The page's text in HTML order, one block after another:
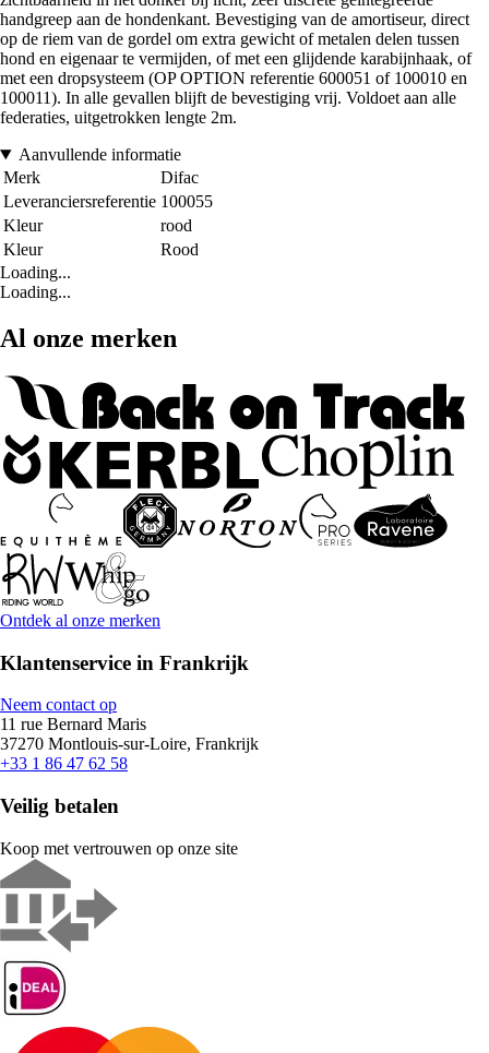
handgreep aan de hondenkant. Bevestiging van de amortiseur, direct
op de riem van de gordel om extra gewicht of metalen delen tussen
hond en eigenaar te vermijden, of met een glijdende karabijnhaak, of
met een dropsysteem (OP OPTION referentie 600051 of 100010 en
100011). In alle gevallen blijft de bevestiging vrij. Voldoet aan alle
federaties, uitgetrokken lengte 2m.
Aanvullende informatie
Merk
Difac
Leveranciersreferentie 100055
Kleur
rood
Kleur
Rood
Loading...
Loading...
Al onze merken
Ontdek al onze merken
Klantenservice in Frankrijk
Neem contact op
11 rue Bernard Maris
37270 Montlouis-sur-Loire, Frankrijk
+33 1 86 47 62 58
Veilig betalen
Koop met vertrouwen op onze site